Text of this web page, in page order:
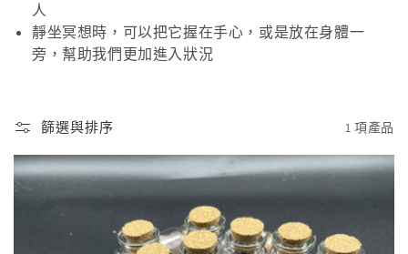
人
靜坐冥想時，可以把它握在手心，或是放在身體一
旁，幫助我們更加進入狀況
篩選與排序 1 項產品